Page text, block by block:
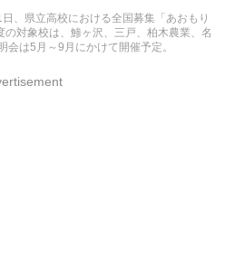
、県立高校における全国募集「あおもり
対象校は、鯵ヶ沢、三戸、柏木農業、名
は5月～9月にかけて開催予定。